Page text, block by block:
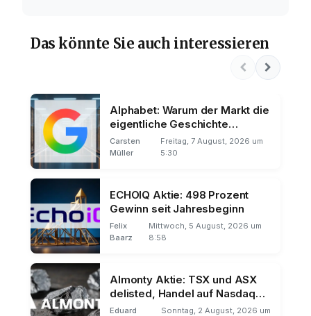
Das könnte Sie auch interessieren
Alphabet: Warum der Markt die
eigentliche Geschichte
übersieht
Carsten
Müller
Freitag, 7 August, 2026 um
5:30
ECHOIQ Aktie: 498 Prozent
Gewinn seit Jahresbeginn
Felix
Baarz
Mittwoch, 5 August, 2026 um
8:58
Almonty Aktie: TSX und ASX
delisted, Handel auf Nasdaq
und Frankfurt
Eduard
Sonntag, 2 August, 2026 um